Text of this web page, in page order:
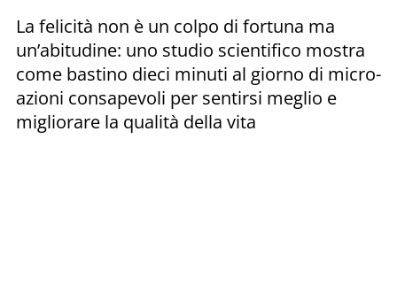
La felicità non è un colpo di fortuna ma
un’abitudine: uno studio scientifico mostra
come bastino dieci minuti al giorno di micro-
azioni consapevoli per sentirsi meglio e
migliorare la qualità della vita